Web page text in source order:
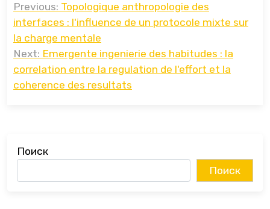
по
записям
Previous: Topologique anthropologie des
interfaces : l'influence de un protocole mixte sur
la charge mentale
Next: Emergente ingenierie des habitudes : la
correlation entre la regulation de l'effort et la
coherence des resultats
Поиск
Поиск